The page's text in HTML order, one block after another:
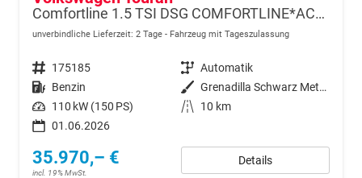
Comfortline 1.5 TSI DSG COMFORTLINE*ACC*LED*PDC*KAMERA*NAVI*SHZ* 7-SITZER 17-ZOLL
unverbindliche Lieferzeit: 2 Tage Fahrzeug mit Tageszulassung
Fahrzeugnr. 175185 Getriebe Automatik
Kraftstoff Benzin Außenfarbe
Grenadilla Schwarz Metallic
Leistung 110 kW (150 PS) Kilometerstand
10 km
01.06.2026
35.970,– €
incl. 19% MwSt.
Details